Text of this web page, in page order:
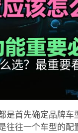
选？最重要
是首先确定品牌车
往往一个车型的配